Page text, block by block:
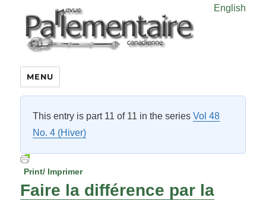
English
MENU
This entry is part 11 of 11 in the seriesVol 48
No. 4 (Hiver)
Print/ Imprimer
Faire la différence par la